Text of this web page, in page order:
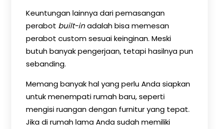
Keuntungan lainnya dari pemasangan
perabot built-inadalah bisa memesan
perabot custom sesuai keinginan. Meski
butuh banyak pengerjaan, tetapi hasilnya pun
sebanding.
Memang banyak hal yang perlu Anda siapkan
untuk menempati rumah baru, seperti
mengisi ruangan dengan furnitur yang tepat.
Jika di rumah lama Anda sudah memiliki